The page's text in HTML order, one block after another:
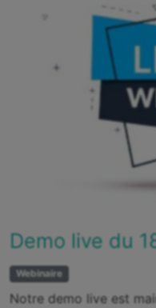
Demo live du
Webinaire
Notre demo live est